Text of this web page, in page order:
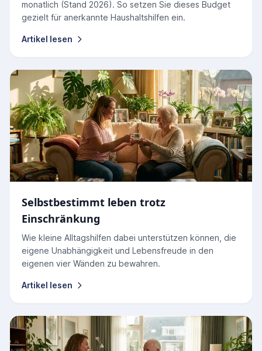
monatlich (Stand 2026). So setzen Sie dieses Budget
gezielt für anerkannte Haushaltshilfen ein.
Artikel lesen
Selbstbestimmt leben trotz
Einschränkung
Wie kleine Alltagshilfen dabei unterstützen können, die
eigene Unabhängigkeit und Lebensfreude in den
eigenen vier Wänden zu bewahren.
Artikel lesen